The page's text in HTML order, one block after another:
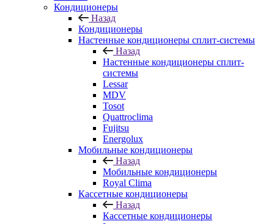
Кондиционеры
Назад
Кондиционеры
Настенные кондиционеры сплит-системы
Назад
Настенные кондиционеры сплит-
системы
Lessar
MDV
Tosot
Quattroclima
Fujitsu
Energolux
Мобильные кондиционеры
Назад
Мобильные кондиционеры
Royal Clima
Кассетные кондиционеры
Назад
Кассетные кондиционеры